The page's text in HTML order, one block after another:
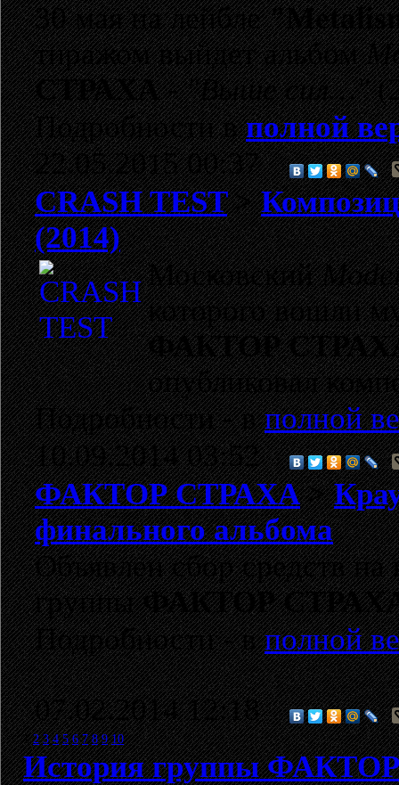
30 мая на лейбле
тиражом выйдет альбом
СТРАХА-"Выше сил…"
Подробности вполной
22.05.2015 00:37
CRASH TEST>
(2014)
Московский
которого вошли
ФАКТОР
опубликовал
Подробности - вполной
10.09.2014 03:52
ФАКТОР СТРАХА>
финального альбома
Объявлен сбор средств
группыФАКТОР
Подробности - вполной
07.02.2014 12:18
1 2 3 4 5 6 7 8 9 10
История группы